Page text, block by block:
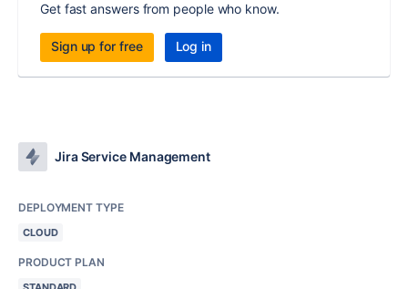
Get fast answers from people who know.
Sign up for free Log in
Jira Service Management
DEPLOYMENT TYPE
CLOUD
PRODUCT PLAN